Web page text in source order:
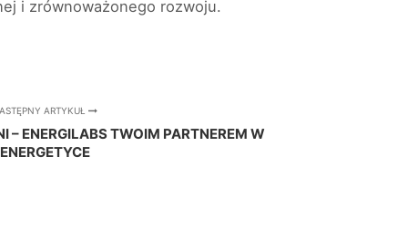
i zrównoważonego rozwoju.
ARTYKUŁ
– ENERGILABS TWOIM PARTNEREM W
ENERGETYCE